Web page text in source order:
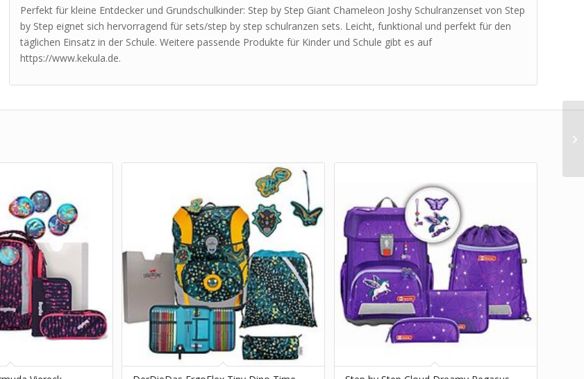
Perfekt für kleine Entdecker und Grundschulkinder: Step by Step Giant Chameleon Joshy Schulranzenset von Step
by Step eignet sich hervorragend für sets/step by step schulranzen sets. Leicht, funktional und perfekt für den
täglichen Einsatz in der Schule. Weitere passende Produkte für Kinder und Schule gibt es auf
https://www.kekula.de.